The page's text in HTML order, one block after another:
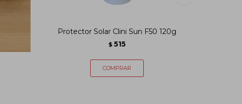
Protector Solar Clini Sun F50 120g
$ 515